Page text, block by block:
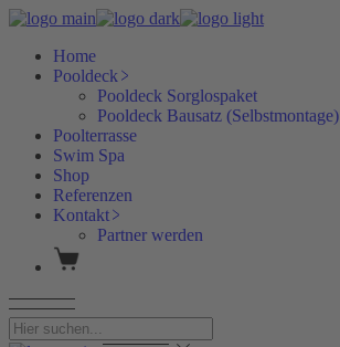
Skip
content
Home
Pooldeck
Pooldeck Sorglospaket
Pooldeck Bausatz (Selbstmontage)
Poolterrasse
Swim Spa
Shop
Referenzen
Kontakt
Partner werden